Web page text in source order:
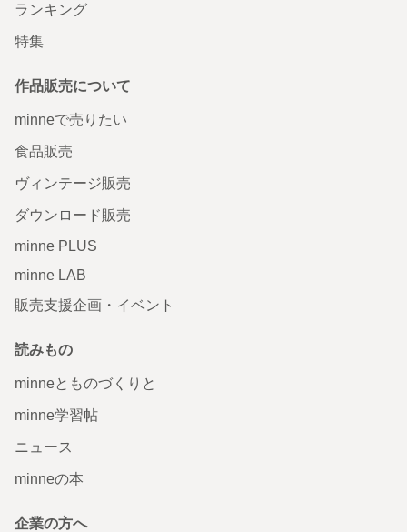
ランキング
特集
作品販売について
minneで売りたい
食品販売
ヴィンテージ販売
ダウンロード販売
minne PLUS
minne LAB
販売支援企画・イベント
読みもの
minneとものづくりと
minne学習帖
ニュース
minneの本
企業の方へ